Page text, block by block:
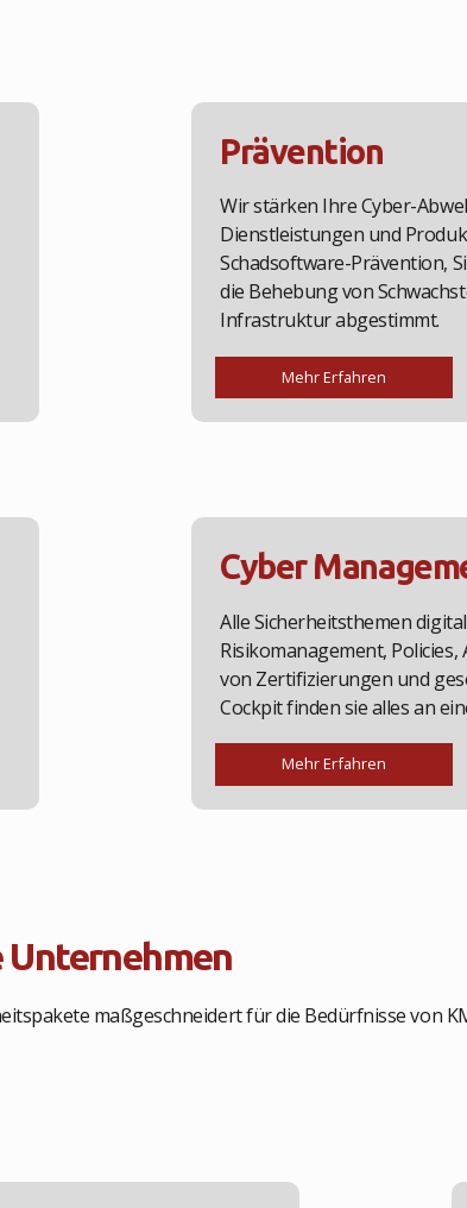
Prävention
Wir stärken Ihre Cyber-
Dienstleistungen und
Schadsoftware-Prävention,
die Behebung von
Infrastruktur abgestimmt.
Mehr Erfahren
Cyber
Alle Sicherheitsthemen
Risikomanagement,
von Zertifizierungen und
Cockpit finden sie alles an
Mehr Erfahren
maßgeschneidert für die Bedürfnisse von